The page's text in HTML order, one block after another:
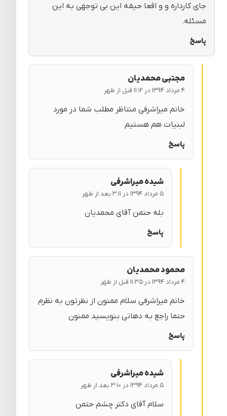
جای کارداره و و اقعا حیفه این بی توجهی به این
مسئله.
پاسخ
مجتبی محمدیان
۴ مرداد ۱۳۹۴ در ۱۱:۱۲ قبل از ظهر
خانم میراشرفی منتاظر مطلب شما در مورد
لبنیات هم هستیم
پاسخ
شیده میراشرفی
۵ مرداد ۱۳۹۴ در ۳:۱۱ بعد از ظهر
بله حتمن آقای محمدیان
پاسخ
محمود محمدیان
۴ مرداد ۱۳۹۴ در ۱۱:۳۵ قبل از ظهر
خانم میراشرفی سلام ممنون از نظرتون به نظرم
حتما راجع به دهاتی بنویسید ممنون
پاسخ
شیده میراشرفی
۵ مرداد ۱۳۹۴ در ۳:۱۰ بعد از ظهر
سلام آقای دکتر چشم حتمن